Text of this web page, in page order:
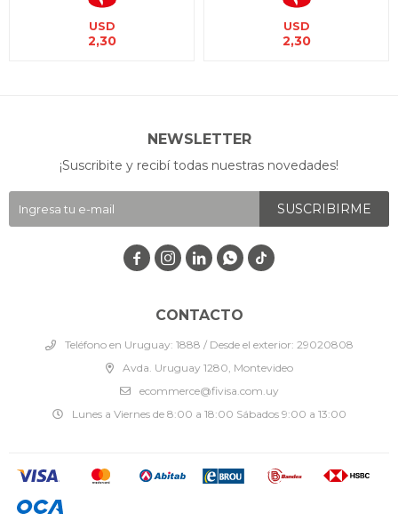
USD
2,30
USD
2,30
CONTACTO
Teléfono en Uruguay: 1888 / Desde el exterior: 29020808
Avda. Uruguay 1280, Montevideo
ecommerce@fivisa.com.uy
Lunes a Viernes de 8:00 a 18:00 Sábados 9:00 a 13:00
NEWSLETTER
¡Suscribite y recibí todas nuestras novedades!
SUSCRIBIRME
   